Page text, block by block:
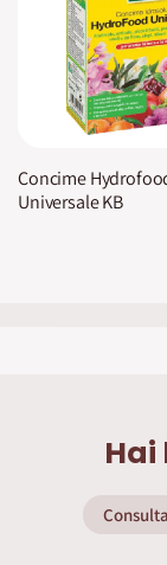
Concime
Universale KB
Hai